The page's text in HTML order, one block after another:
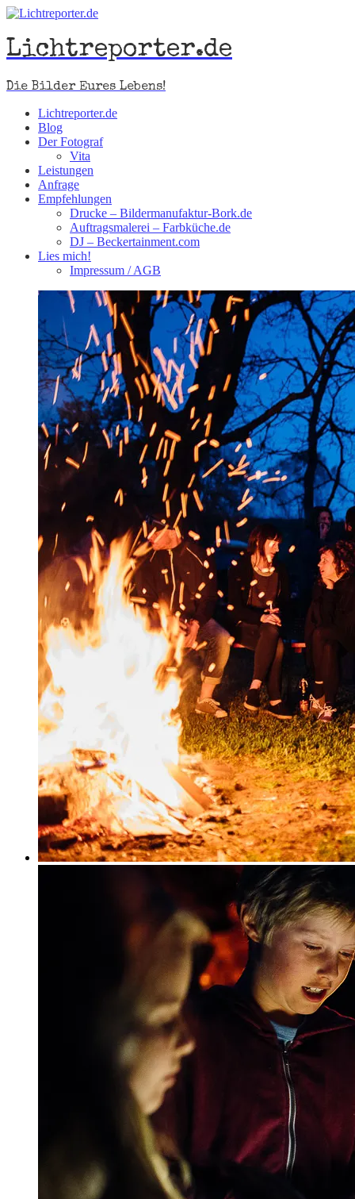
Lichtreporter.de
Die Bilder Eures Lebens!
Lichtreporter.de
Blog
Der Fotograf
Vita
Leistungen
Anfrage
Empfehlungen
Drucke – Bildermanufaktur-Bork.de
Auftragsmalerei – Farbküche.de
DJ – Beckertainment.com
Lies mich!
Impressum / AGB